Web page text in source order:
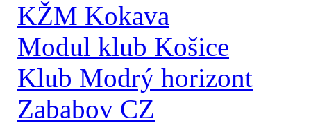
KŽM Kokava
Modul klub Košice
Klub Modrý horizont
Zababov CZ